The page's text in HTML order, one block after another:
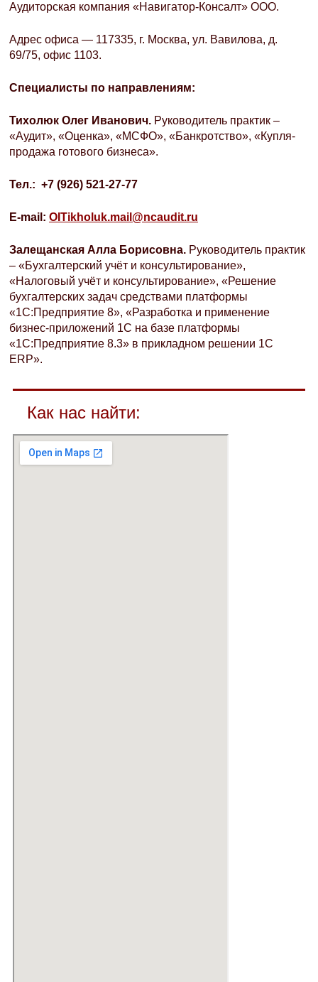
Аудиторская компания «Навигатор-Консалт» ООО.
Адрес офиса — 117335, г. Москва, ул. Вавилова, д.
69/75, офис 1103.
Специалисты по направлениям:
Тихолюк Олег Иванович. Руководитель практик –
«Аудит», «Оценка», «МСФО», «Банкротство», «Купля-
продажа готового бизнеса».
Тел.: +7 (926) 521-27-77
E-mail: OITikholuk.mail@ncaudit.ru
Залещанская Алла Борисовна. Руководитель практик
– «Бухгалтерский учёт и консультирование»,
«Налоговый учёт и консультирование», «Решение
бухгалтерских задач средствами платформы
«1С:Предприятие 8», «Разработка и применение
бизнес-приложений 1С на базе платформы
«1С:Предприятие 8.3» в прикладном решении 1C
ERP».
Как нас найти: